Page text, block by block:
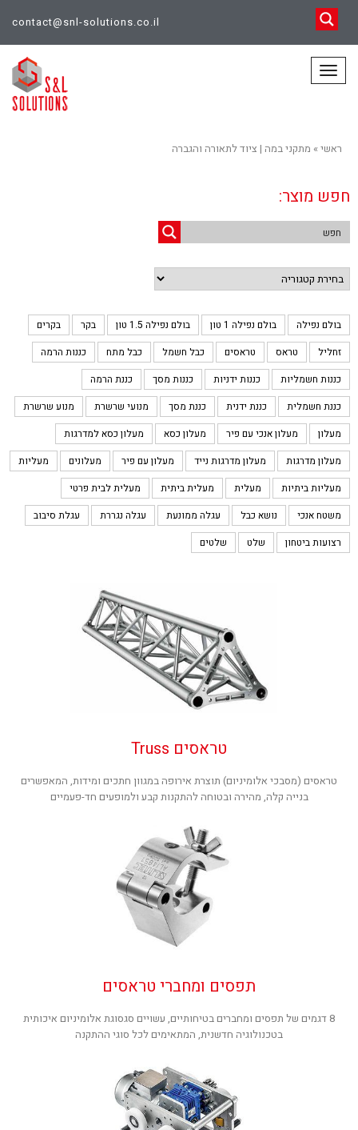
contact@snl-solutions.co.il
תפריט
ראשי» מתקני במה | ציוד לתאורה והגברה
חפש מוצר:
Categories
בולם נפילה בולם נפילה 1 טון בולם נפילה 1.5 טון בקר
בקרים
זחליל
טראס טראסים כבל חשמל כבל מתח
כננות הרמה
כננות חשמליות
כננות ידניות כננות מסך
כננת הרמה
כננת חשמלית
כננת ידנית כננת מסך מנועי שרשרת
מנוע שרשרת
מעלון
מעלון אנכי עם פיר מעלון כסא
מעלון כסא למדרגות
מעלון מדרגות
מעלון מדרגות נייד מעלון עם פיר מעלונים
מעליות
מעליות ביתיות
מעלית מעלית ביתית
מעלית לבית פרטי
משטח אנכי
נושא כבל עגלה ממונעת עגלה נגררת
עגלת סיבוב
רצועות ביטחון
שלט שלטים
טראסים Truss
טראסים (מסבכי אלומיניום) תוצרת אירופה במגוון חתכים ומידות, המאפשרים
בנייה קלה, מהירה ובטוחה להתקנות קבע ולמופעים חד-פעמיים
תפסים ומחברי טראסים
8 דגמים של תפסים ומחברים בטיחותיים, עשויים סגסוגת אלומיניום איכותית
בטכנולוגיה חדשנית, המתאימים לכל סוגי ההתקנה